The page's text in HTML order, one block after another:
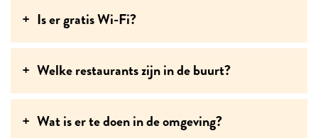
Is er gratis Wi-Fi?
Welke restaurants zijn in de buurt?
Wat is er te doen in de omgeving?